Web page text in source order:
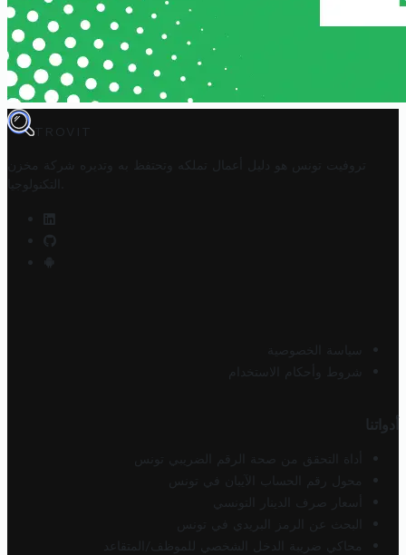
TROVIT
تروفيت تونس هو دليل أعمال تملكه وتحتفظ به وتديره
شركة مخزن
التكنولوجيا
سياسة الخصوصية
شروط وأحكام الاستخدام
أدواتنا
أداة التحقق من صحة الرقم الضريبي تونس
محول رقم الحساب الآيبان في تونس
أسعار صرف الدينار التونسي
البحث عن الرمز البريدي في تونس
محاكي ضريبة الدخل الشخصي للموظف/المتقاعد